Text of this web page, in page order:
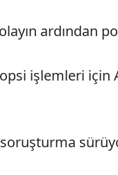
ardından
işlemleri için